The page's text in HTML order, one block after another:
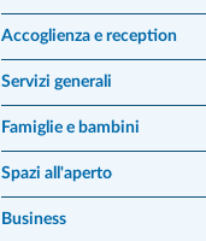
Accoglienza e reception
Servizi generali
Famiglie e bambini
Spazi all'aperto
Business